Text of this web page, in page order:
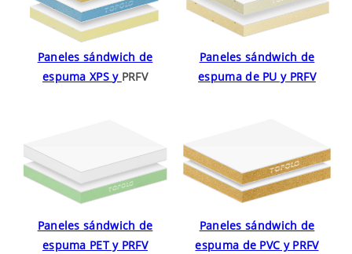
Paneles sándwich de
espuma XPSy PRFV
Paneles sándwich de
espuma de PU y PRFV
Paneles sándwich de
espuma PET y PRFV
Paneles sándwich de
espuma de PVC y PRFV